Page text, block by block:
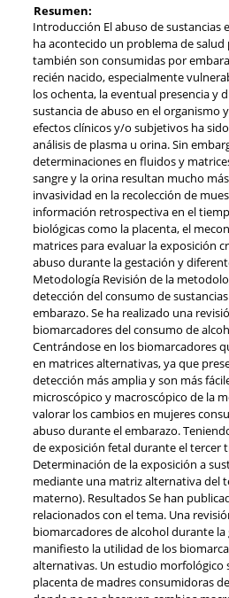
Resumen:
Introducción El abuso de sustancias
ha acontecido un problema de salud
también son consumidas por
recién nacido, especialmente
los ochenta, la eventual presencia y
sustancia de abuso en el organismo
efectos clínicos y/o subjetivos ha
análisis de plasma u orina. Sin
determinaciones en fluidos y
sangre y la orina resultan mucho
invasividad en la recolección de
información retrospectiva en el
biológicas como la placenta, el
matrices para evaluar la exposición
abuso durante la gestación y
Metodología Revisión de la
detección del consumo de
embarazo. Se ha realizado una
biomarcadores del consumo de
Centrándose en los biomarcadores
en matrices alternativas, ya que
detección más amplia y son más
microscópico y macroscópico de la
valorar los cambios en mujeres
abuso durante el embarazo.
de exposición fetal durante el tercer
Determinación de la exposición a
mediante una matriz alternativa del
materno). Resultados Se han
relacionados con el tema. Una
biomarcadores de alcohol durante
manifiesto la utilidad de los
alternativas. Un estudio morfológico
placenta de madres consumidoras